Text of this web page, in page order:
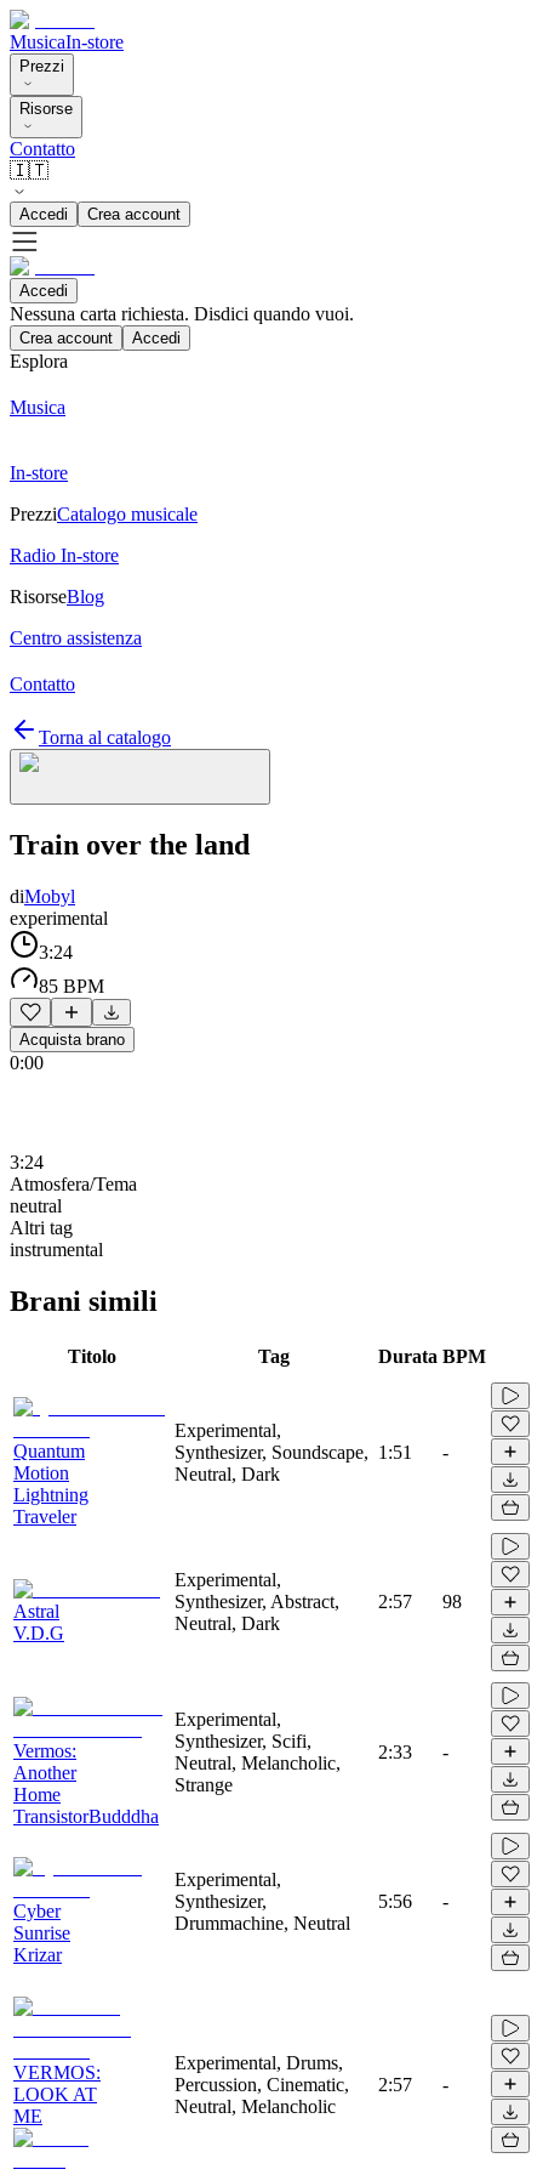
MusicaIn-store
Prezzi
Risorse
Contatto
🇮🇹
Accedi Crea account
Accedi
Nessuna carta richiesta. Disdici quando vuoi.
Crea account Accedi
Esplora
Musica
In-store
PrezziCatalogo musicale
Radio In-store
RisorseBlog
Centro assistenza
Contatto
Torna al catalogo
Train over the land
diMobyl
experimental
3:24
85 BPM
Acquista brano
0:00
3:24
Atmosfera/Tema
neutral
Altri tag
instrumental
Brani simili
Titolo Tag Durata BPM
Quantum
Motion
Lightning
Traveler
Experimental,
Synthesizer, Soundscape,
Neutral, Dark
1:51 -
Astral
V.D.G
Experimental,
Synthesizer, Abstract,
Neutral, Dark
2:57 98
Vermos:
Another
Home
TransistorBudddha
Experimental,
Synthesizer, Scifi,
Neutral, Melancholic,
Strange
2:33 -
Cyber
Sunrise
Krizar
Experimental,
Synthesizer,
Drummachine, Neutral
5:56 -
VERMOS:
LOOK AT
ME
Experimental, Drums,
Percussion, Cinematic,
Neutral, Melancholic
2:57 -